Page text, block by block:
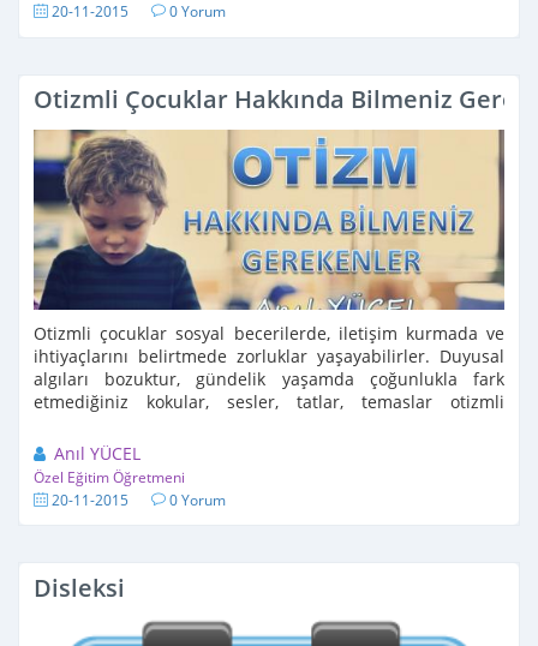
20-11-2015 0 Yorum
Otizmli Çocuklar Hakkında Bilmeniz
Otizmli çocuklar sosyal becerilerde, iletişim kurmada ve
ihtiyaçlarını belirtmede zorluklar yaşayabilirler. Duyusal
algıları bozuktur, gündelik yaşamda çoğunlukla fark
etmediğiniz kokular, sesler, tatlar, temaslar otizmli
Anıl YÜCEL
Özel Eğitim Öğretmeni
20-11-2015 0 Yorum
Disleksi